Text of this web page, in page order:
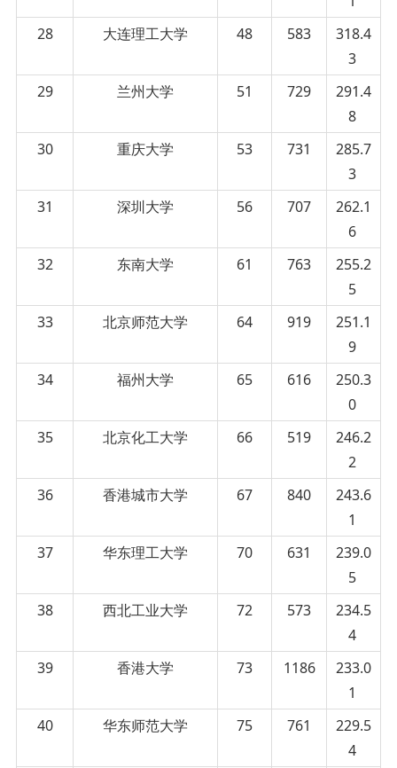
28
大连理工大学 48 583
318.4
3
29
兰州大学 51 729
291.4
8
30
重庆大学 53 731
285.7
3
31
深圳大学 56 707
262.1
6
32
东南大学 61 763
255.2
5
33
北京师范大学 64 919
251.1
9
34
福州大学 65 616
250.3
0
35
北京化工大学 66 519
246.2
2
36
香港城市大学 67 840
243.6
1
37
华东理工大学 70 631
239.0
5
38
西北工业大学 72 573
234.5
4
39
香港大学 73 1186
233.0
1
40
华东师范大学 75 761
229.5
4